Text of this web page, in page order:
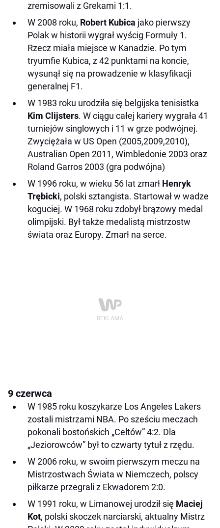
zremisowali z Grekami 1:1.
W 2008 roku, Robert Kubica jako pierwszy
Polak w historii wygrał wyścig Formuły 1.
Rzecz miała miejsce w Kanadzie. Po tym
tryumfie Kubica, z 42 punktami na koncie,
wysunął się na prowadzenie w klasyfikacji
generalnej F1.
W 1983 roku urodziła się belgijska tenisistka
Kim Clijsters. W ciągu całej kariery wygrała 41
turniejów singlowych i 11 w grze podwójnej.
Zwyciężała w US Open (2005,2009,2010),
Australian Open 2011, Wimbledonie 2003 oraz
Roland Garros 2003 (gra podwójna)
W 1996 roku, w wieku 56 lat zmarł Henryk
Trębicki, polski sztangista. Startował w wadze
koguciej. W 1968 roku zdobył brązowy medal
olimpijski. Był także medalistą mistrzostw
świata oraz Europy. Zmarł na serce.
9 czerwca
W 1985 roku koszykarze Los Angeles Lakers
zostali mistrzami NBA. Po sześciu meczach
pokonali bostońskich „Celtów” 4:2. Dla
„Jeziorowców” był to czwarty tytuł z rzędu.
W 2006 roku, w swoim pierwszym meczu na
Mistrzostwach Świata w Niemczech, polscy
piłkarze przegrali z Ekwadorem 2:0.
W 1991 roku, w Limanowej urodził się Maciej
Kot, polski skoczek narciarski, aktualny Mistrz